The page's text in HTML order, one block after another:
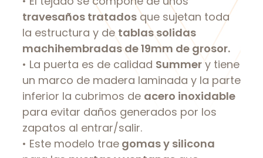
travesaños tratados que sujetan toda
la estructura y de tablas solidas
machihembradas de 19mm de grosor.
• La puerta es de calidad Summer y tiene
un marco de madera laminada y la parte
inferior la cubrimos de acero inoxidable
para evitar daños generados por los
zapatos al entrar/salir.
• Este modelo trae gomas y silicona